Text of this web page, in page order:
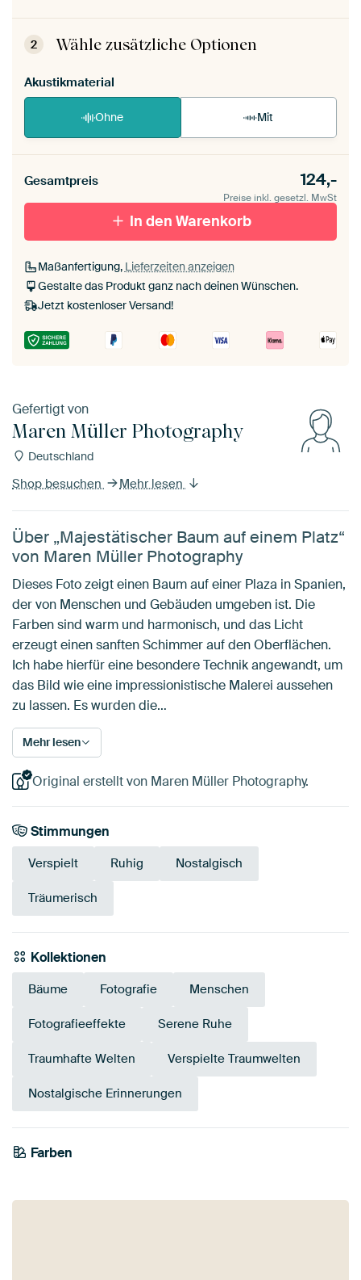
Dein ArtFrame ist im Handumdrehen aufgebaut.
Montageanleitung ansehen
2 Wähle zusätzliche Optionen
Akustikmaterial
Ohne Mit
Gesamtpreis 124,-
Preise inkl. gesetzl. MwSt
In den Warenkorb
Maßanfertigung, Lieferzeiten anzeigen
Gestalte das Produkt ganz nach deinen Wünschen.
Jetzt kostenloser Versand!
Gefertigt von
Maren Müller Photography
Deutschland
Shop besuchen Mehr lesen
Über „Majestätischer Baum auf einem Platz“
von Maren Müller Photography
Dieses Foto zeigt einen Baum auf einer Plaza in Spanien,
der von Menschen und Gebäuden umgeben ist. Die
Farben sind warm und harmonisch, und das Licht
erzeugt einen sanften Schimmer auf den Oberflächen.
Ich habe hierfür eine besondere Technik angewandt, um
das Bild wie eine impressionistische Malerei aussehen
zu lassen. Es wurden die…
Mehr lesen
Original erstellt von Maren Müller Photography.
Stimmungen
Verspielt Ruhig Nostalgisch
Träumerisch
Kollektionen
Bäume Fotografie Menschen
Fotografieeffekte Serene Ruhe
Traumhafte Welten Verspielte Traumwelten
Nostalgische Erinnerungen
Farben
Olivgrün
Braun
Gelb